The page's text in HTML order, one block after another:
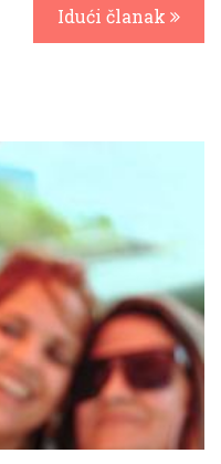
Idući članak